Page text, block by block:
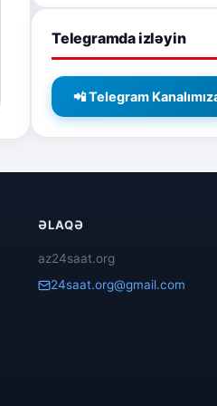
Telegramda izləyin
📲 Telegram
ƏLAQƏ
az24saat.org
24saat.org@gmail.com